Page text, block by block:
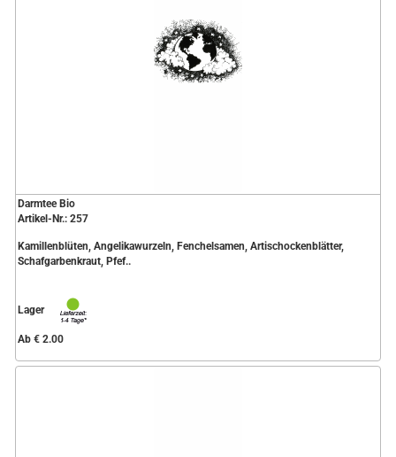
Darmtee Bio
Artikel-Nr.: 257
Kamillenblüten, Angelikawurzeln, Fenchelsamen, Artischockenblätter,
Schafgarbenkraut, Pfef..
Lager
Ab € 2.00